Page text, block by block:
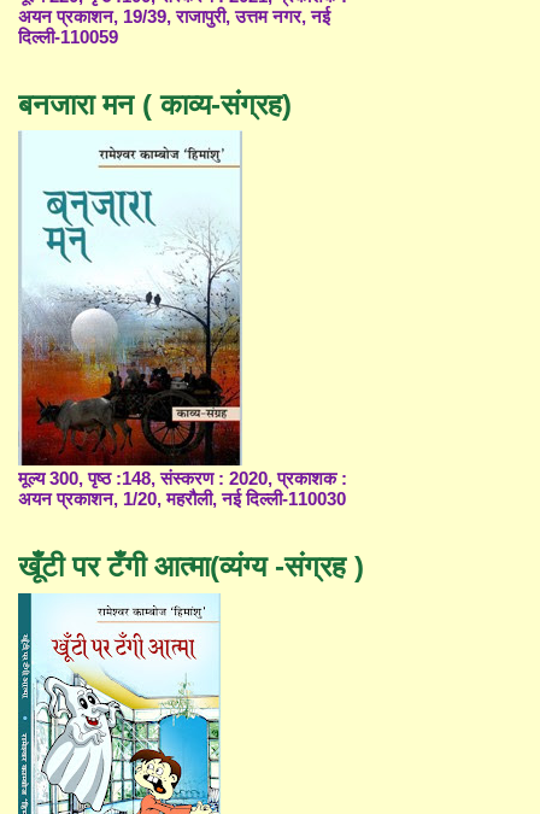
अयन प्रकाशन, 19/39, राजापुरी, उत्तम नगर, नई
दिल्ली-110059
बनजारा मन ( काव्य-संग्रह)
मूल्य 300, पृष्ठ :148, संस्करण : 2020, प्रकाशक :
अयन प्रकाशन, 1/20, महरौली, नई दिल्ली-110030
खूँटी पर टँगी आत्मा(व्यंग्य -संग्रह )